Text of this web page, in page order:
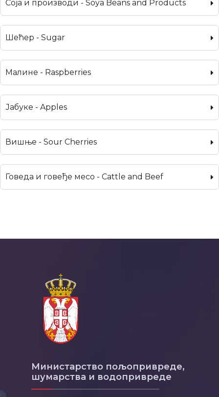
Соја и производи - Soya Beans and Products
Шећер - Sugar
Малине - Raspberries
Јабуке - Apples
Вишње - Sour Cherries
Говеда и говеђе месо - Cattle and Beef
Министарство пољопривреде,
шумарства и водопривреде